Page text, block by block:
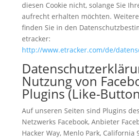
diesen Cookie nicht, solange Sie
aufrecht erhalten möchten.
finden Sie in den
etracker:
http://www.etracker.com/de/
Nutzung von
Plugins (Like-
Auf unseren Seiten sind Plugins
Netzwerks Facebook, Anbieter
Hacker Way, Menlo Park, California